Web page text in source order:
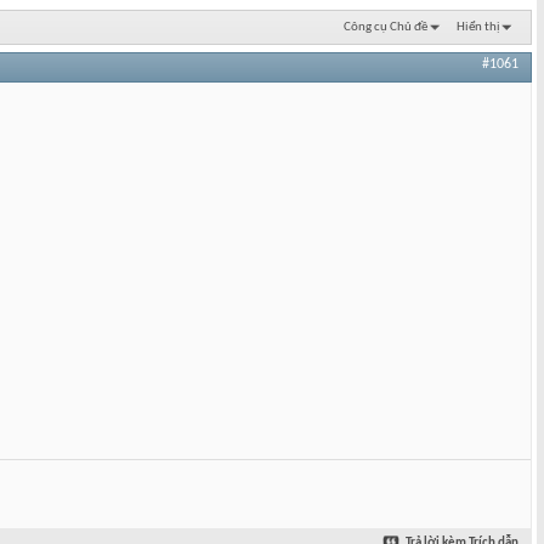
Công cụ Chủ đề Hiển thị
#1061